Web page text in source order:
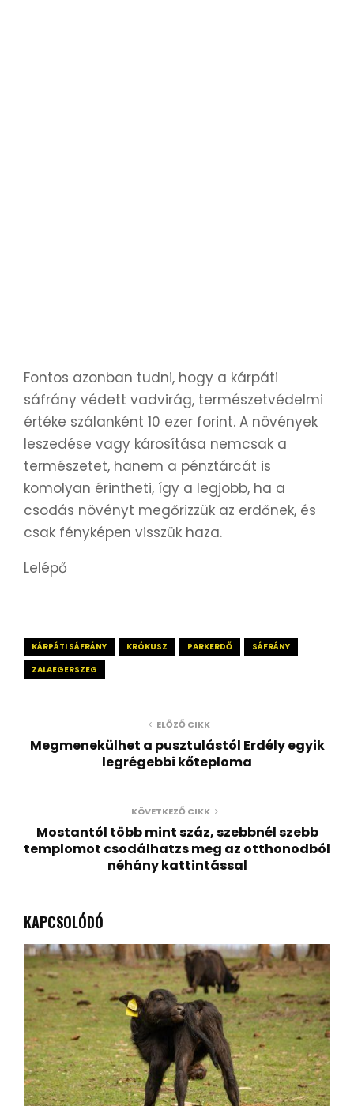
Fontos azonban tudni, hogy a kárpáti
sáfrány védett vadvirág, természetvédelmi
értéke szálanként 10 ezer forint. A növények
leszedése vagy károsítása nemcsak a
természetet, hanem a pénztárcát is
komolyan érintheti, így a legjobb, ha a
csodás növényt megőrizzük az erdőnek, és
csak fényképen visszük haza.
Lelépő
KÁRPÁTI SÁFRÁNY KRÓKUSZ PARKERDŐ
SÁFRÁNY
ZALAEGERSZEG
ELŐZŐ CIKK
Megmenekülhet a pusztulástól Erdély egyik
legrégebbi kőteploma
KÖVETKEZŐ CIKK
Mostantól több mint száz, szebbnél szebb
templomot csodálhatzs meg az otthonodból
néhány kattintással
KAPCSOLÓDÓ